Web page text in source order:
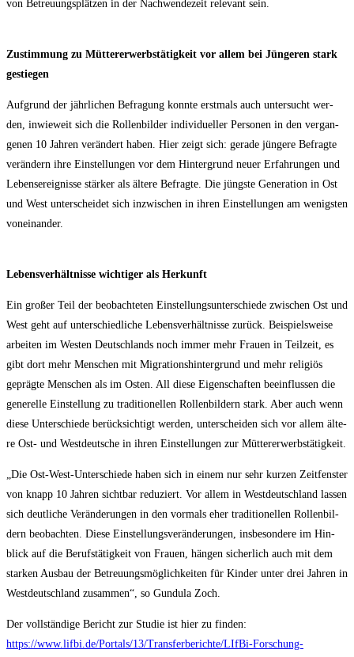
von Betreu­ungs­plät­zen in der Nach­wen­de­zeit rele­vant sein.
Zustim­mung zu Müt­ter­er­werbs­tä­tig­keit vor allem bei Jün­ge­ren stark
gestiegen
Auf­grund der jähr­li­chen Befra­gung konn­te erst­mals auch unter­sucht wer­
den, inwie­weit sich die Rol­len­bil­der indi­vi­du­el­ler Per­so­nen in den ver­gan­
ge­nen 10 Jah­ren ver­än­dert haben. Hier zeigt sich: gera­de jün­ge­re Befrag­te
ver­än­dern ihre Ein­stel­lun­gen vor dem Hin­ter­grund neu­er Erfah­run­gen und
Lebens­er­eig­nis­se stär­ker als älte­re Befrag­te. Die jüngs­te Gene­ra­ti­on in Ost
und West unter­schei­det sich inzwi­schen in ihren Ein­stel­lun­gen am wenigs­ten
voneinander.
Lebens­ver­hält­nis­se wich­ti­ger als Herkunft
Ein gro­ßer Teil der beob­ach­te­ten Ein­stel­lungs­un­ter­schie­de zwi­schen Ost und
West geht auf unter­schied­li­che Lebens­ver­hält­nis­se zurück. Bei­spiels­wei­se
arbei­ten im Wes­ten Deutsch­lands noch immer mehr Frau­en in Teil­zeit, es
gibt dort mehr Men­schen mit Migra­ti­ons­hin­ter­grund und mehr reli­gi­ös
gepräg­te Men­schen als im Osten. All die­se Eigen­schaf­ten beein­flus­sen die
gene­rel­le Ein­stel­lung zu tra­di­tio­nel­len Rol­len­bil­dern stark. Aber auch wenn
die­se Unter­schie­de berück­sich­tigt wer­den, unter­schei­den sich vor allem älte­
re Ost- und West­deut­sche in ihren Ein­stel­lun­gen zur Müttererwerbstätigkeit.
„Die Ost-West-Unter­schie­de haben sich in einem nur sehr kur­zen Zeit­fens­ter
von knapp 10 Jah­ren sicht­bar redu­ziert. Vor allem in West­deutsch­land las­sen
sich deut­li­che Ver­än­de­run­gen in den vor­mals eher tra­di­tio­nel­len Rol­len­bil­
dern beob­ach­ten. Die­se Ein­stel­lungs­ver­än­de­run­gen, ins­be­son­de­re im Hin­
blick auf die Berufs­tä­tig­keit von Frau­en, hän­gen sicher­lich auch mit dem
star­ken Aus­bau der Betreu­ungs­mög­lich­kei­ten für Kin­der unter drei Jah­ren in
West­deutsch­land zusam­men“, so Gun­du­la Zoch.
Der voll­stän­di­ge Bericht zur Stu­die ist hier zu fin­den:
https://www.lifbi.de/Portals/13/Transferberichte/LIfBi-Forschung-